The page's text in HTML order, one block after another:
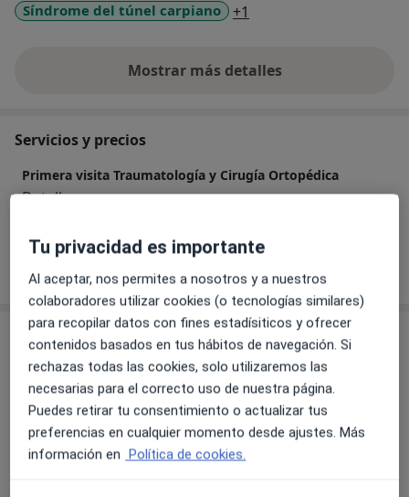
Síndrome del túnel carpiano
+1
Mostrar más detalles
sobre la experiencia
Servicios y precios
Primera visita Traumatología y Cirugía Ortopédica
Detalles
¿Cómo funcionan los precios?
Consulta
Hospital Vithas Castellón
c/ Santa María Rosa Molas, 25,
Castellón de la
Plana 12004
Tu privacidad es importante
Al aceptar, nos permites a nosotros y a nuestros
colaboradores utilizar cookies (o tecnologías similares)
para recopilar datos con fines estadísiticos y ofrecer
contenidos basados en tus hábitos de navegación. Si
rechazas todas las cookies, solo utilizaremos las
necesarias para el correcto uso de nuestra página.
Puedes retirar tu consentimiento o actualizar tus
preferencias en cualquier momento desde ajustes. Más
información en Política de cookies.